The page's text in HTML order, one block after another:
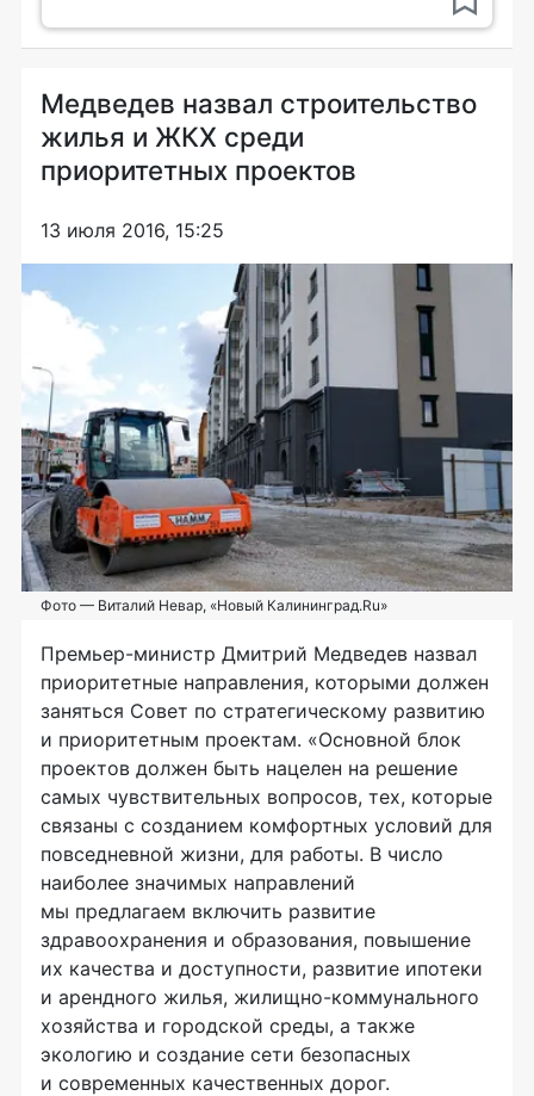
Медведев назвал строительство
жилья и ЖКХ среди
приоритетных проектов
13 июля 2016, 15:25
Фото — Виталий Невар, «Новый Калининград.Ru»
Премьер-министр Дмитрий Медведев назвал
приоритетные направления, которыми должен
заняться Совет по стратегическому развитию
и приоритетным проектам. «Основной блок
проектов должен быть нацелен на решение
самых чувствительных вопросов, тех, которые
связаны с созданием комфортных условий для
повседневной жизни, для работы. В число
наиболее значимых направлений
мы предлагаем включить развитие
здравоохранения и образования, повышение
их качества и доступности, развитие ипотеки
и арендного жилья, жилищно-коммунального
хозяйства и городской среды, а также
экологию и создание сети безопасных
и современных качественных дорог.